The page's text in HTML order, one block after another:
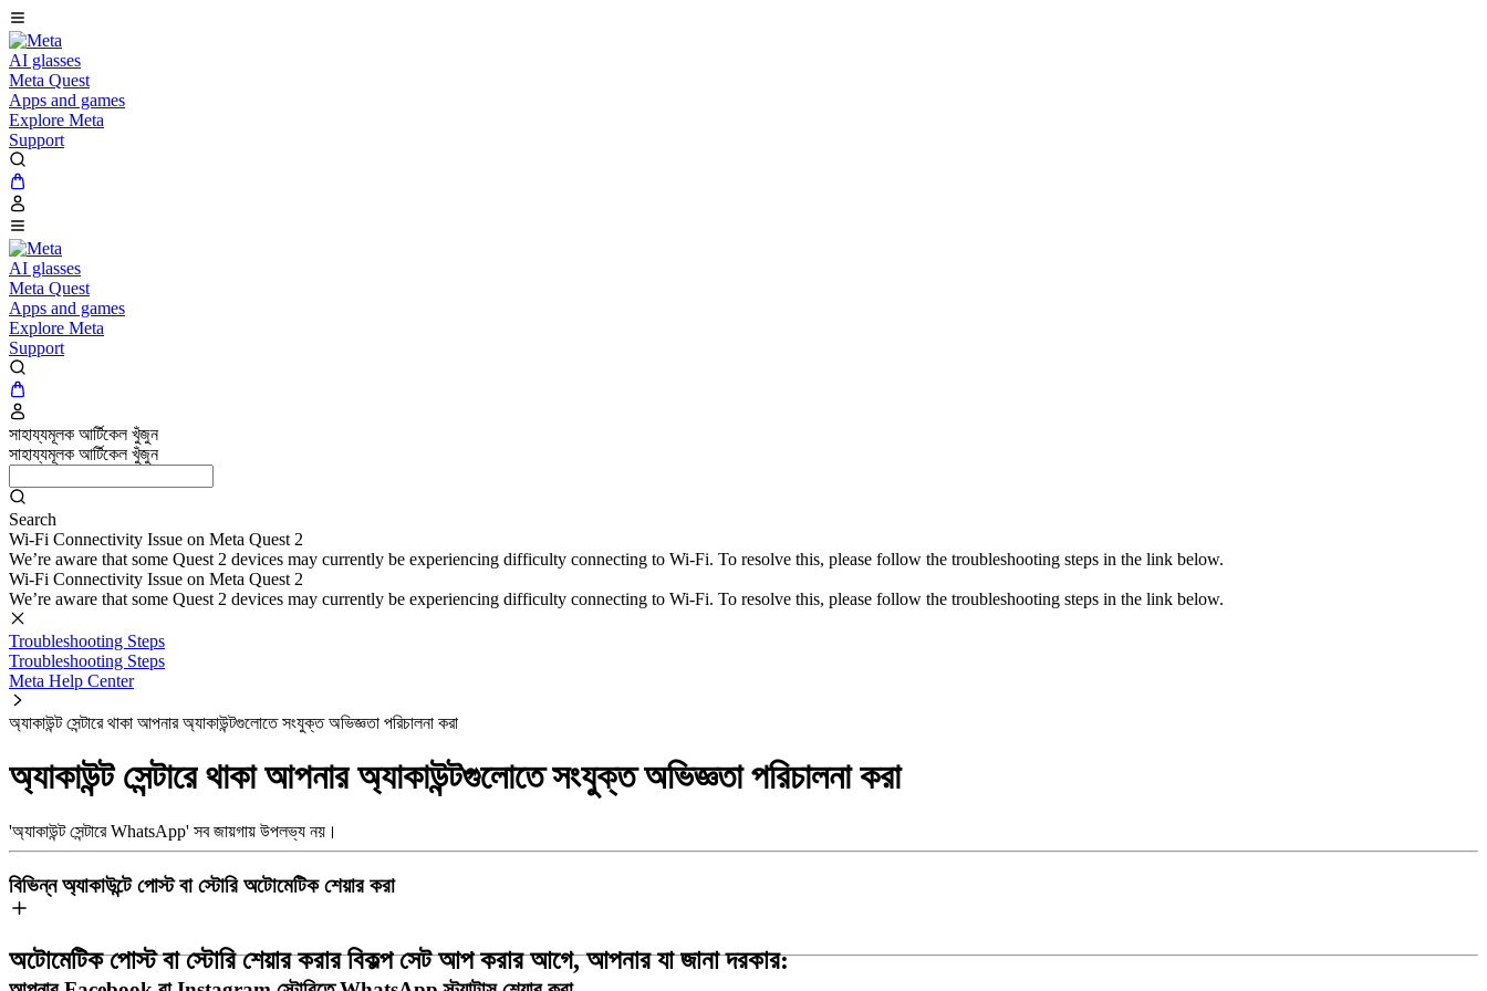
AI glasses
Meta Quest
Apps and games
Explore Meta
Support
AI glasses
Meta Quest
Apps and games
Explore Meta
Support
সাহায্যমূলক আর্টিকেল খুঁজুন
সাহায্যমূলক আর্টিকেল খুঁজুন
Search
Wi-Fi Connectivity Issue on Meta Quest 2
We’re aware that some Quest 2 devices may currently be experiencing difficulty connecting to Wi-Fi. To resolve this, please follow the troubleshooting steps in the link below.
Wi-Fi Connectivity Issue on Meta Quest 2
We’re aware that some Quest 2 devices may currently be experiencing difficulty connecting to Wi-Fi. To resolve this, please follow the troubleshooting steps in the link below.
Troubleshooting Steps
Troubleshooting Steps
Meta Help Center
অ্যাকাউন্ট সেন্টারে থাকা আপনার অ্যাকাউন্টগুলোতে সংযুক্ত অভিজ্ঞতা পরিচালনা করা
অ্যাকাউন্ট সেন্টারে থাকা আপনার অ্যাকাউন্টগুলোতে সংযুক্ত অভিজ্ঞতা পরিচালনা করা
'অ্যাকাউন্ট সেন্টারে WhatsApp' সব জায়গায় উপলভ্য নয়।
বিভিন্ন অ্যাকাউন্টে পোস্ট বা স্টোরি অটোমেটিক শেয়ার করা
অটোমেটিক পোস্ট বা স্টোরি শেয়ার করার বিকল্প সেট আপ করার আগে, আপনার যা জানা দরকার: